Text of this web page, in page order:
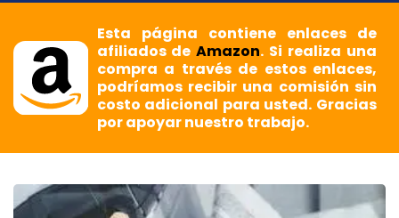
Esta página contiene enlaces de
afiliados deAmazon. Si realiza una
compra a través de estos enlaces,
podríamos recibir una comisión sin
costo adicional para usted. Gracias
por apoyar nuestro trabajo.